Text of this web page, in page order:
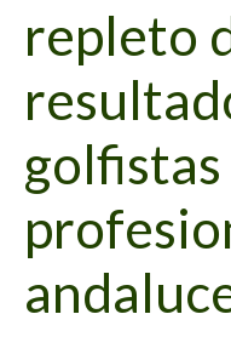
repleto
golfistas